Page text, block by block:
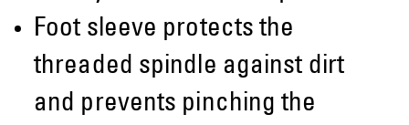
Foot sleeve protects the
threaded spindle against dirt
and prevents pinching the